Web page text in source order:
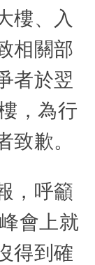
樓、入
相關部
者於翌
，為行
致歉。
，呼籲
會上就
得到確